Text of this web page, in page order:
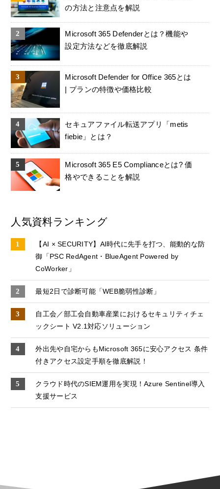
の方法と注意点を解説
Microsoft 365 Defenderとは？機能や
設定方法などを徹底解説
Microsoft Defender for Office 365とは
| プランの特徴や価格比較
セキュアファイル転送アプリ「metis
fiebie」とは？
Microsoft 365 E5 Complianceとは? 価
格やできることを解説
人気資料ランキング
【AI × SECURITY】AI時代に先手を打つ、能動的な防
御「PSC RedAgent・BlueAgent Powered by
CoWorker」
最短2日で診断可能「WEB脆弱性診断」
自工会／部工会自動車産業におけるセキュリティチェ
ックシート V2.1対応ソリューション
外出先や自宅からもMicrosoft 365に安心アクセス 条件
付きアクセス設定手順を徹底解説！
クラウド時代のSIEM運用を実現！Azure Sentinel導入
支援サービス